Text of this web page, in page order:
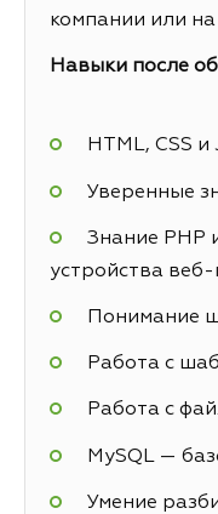
компании или
Навыки после
HTML, CSS
Уверенные
Знание PHP
устройства
Понимание
Работа с
Работа с
MySQL —
Умение